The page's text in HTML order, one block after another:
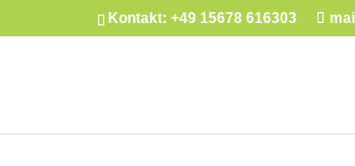
Kontakt: +49 15678 616303